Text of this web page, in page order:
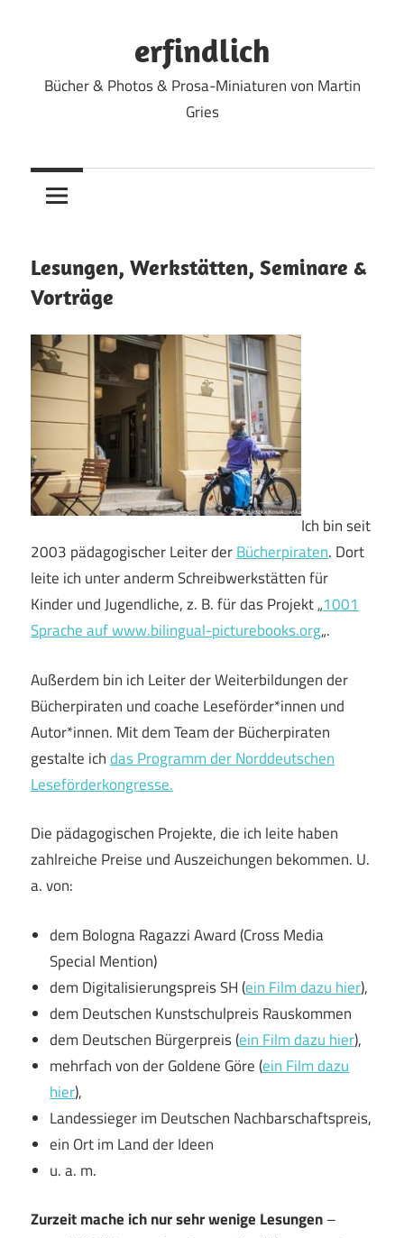
erfindlich
Bücher & Photos & Prosa-Miniaturen von Martin
Gries
Lesungen, Werkstätten, Seminare &
Vorträge
Ich bin seit
2003 pädagogischer Leiter derBücherpiraten. Dort
leite ich unter anderm Schreibwerkstätten für
Kinder und Jugendliche, z. B. für das Projekt „1001
Sprache auf www.bilingual-picturebooks.org„.
Außerdem bin ich Leiter der Weiterbildungen der
Bücherpiraten und coache Leseförder*innen und
Autor*innen. Mit dem Team der Bücherpiraten
gestalte ichdas Programm der Norddeutschen
Leseförderkongresse.
Die pädagogischen Projekte, die ich leite haben
zahlreiche Preise und Auszeichungen bekommen. U.
a. von:
dem Bologna Ragazzi Award (Cross Media
Special Mention)
dem Digitalisierungspreis SH (ein Film dazu hier),
dem Deutschen Kunstschulpreis Rauskommen
dem Deutschen Bürgerpreis (ein Film dazu hier),
mehrfach von der Goldene Göre (ein Film dazu
hier),
Landessieger im Deutschen Nachbarschaftspreis,
ein Ort im Land der Ideen
u. a. m.
Zurzeit mache ich nur sehr wenige Lesungen–